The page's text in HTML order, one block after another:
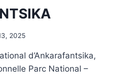
2025
d’Ankarafantsika,
Parc National –